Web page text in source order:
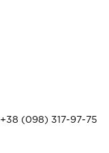
+38 (098) 317-97-75